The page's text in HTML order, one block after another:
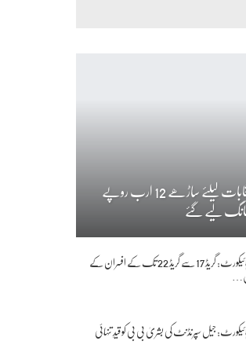
پنجاب میں بلدیاتی انتخابات کیلئے ساڑھے 12 ارب روپے
لیے گئے
اسلام آباد ہائیکورٹ: گریڈ 17 سے گریڈ 22 تک کے افسران کے
جیل سپرنڈنٹ کی بشریٰ بی بی کو قیدِ تنہائی